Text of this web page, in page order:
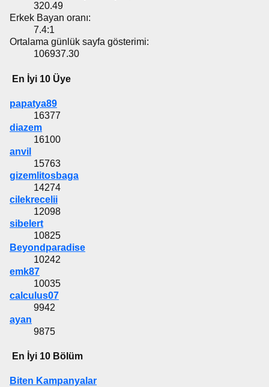
320.49
Erkek Bayan oranı:
7.4:1
Ortalama günlük sayfa gösterimi:
106937.30
En İyi 10 Üye
papatya89
16377
diazem
16100
anvil
15763
gizemlitosbaga
14274
cilekrecelii
12098
sibelert
10825
Beyondparadise
10242
emk87
10035
calculus07
9942
ayan
9875
En İyi 10 Bölüm
Biten Kampanyalar